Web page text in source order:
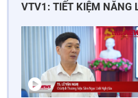
VTV1: TIẾT KIỆM NĂNG